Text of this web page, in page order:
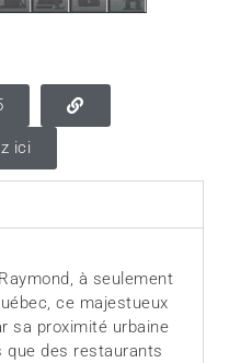
ici
à seulement
ce majestueux
sa proximité urbaine
des restaurants